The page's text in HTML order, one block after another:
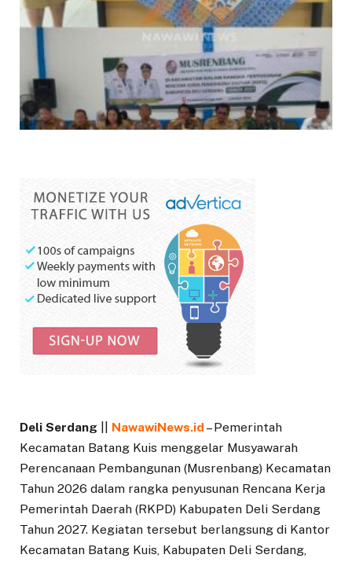
Deli Serdang NawawiNews.id – Pemerintah
Kecamatan Batang Kuis menggelar Musyawarah
Perencanaan Pembangunan (Musrenbang) Kecamatan
Tahun 2026 dalam rangka penyusunan Rencana Kerja
Pemerintah Daerah (RKPD) Kabupaten Deli Serdang
Tahun 2027. Kegiatan tersebut berlangsung di Kantor
Kecamatan Batang Kuis, Kabupaten Deli Serdang,